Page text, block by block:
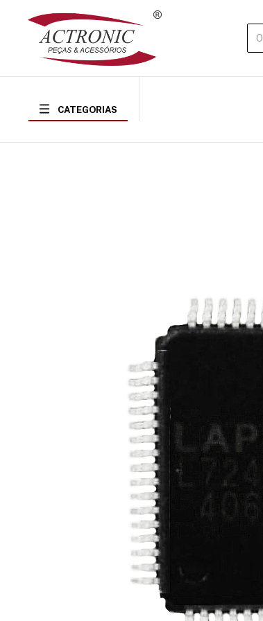
CATEGORIAS